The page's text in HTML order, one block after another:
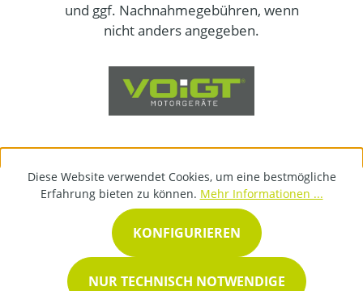
und ggf. Nachnahmegebühren, wenn
nicht anders angegeben.
Diese Website verwendet Cookies, um eine bestmögliche
Erfahrung bieten zu können. Mehr Informationen ...
NUR TECHNISCH NOTWENDIGE
KONFIGURIEREN